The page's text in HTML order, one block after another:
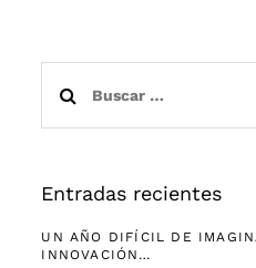
Entradas recientes
UN AÑO DIFÍCIL DE
INNOVACIÓN…